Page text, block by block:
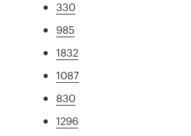
330
985
1832
1087
830
1296